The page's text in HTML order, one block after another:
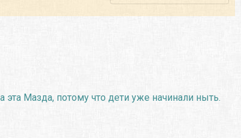
Мазда, потому что дети уже начинали ныть.